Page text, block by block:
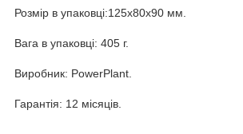
Розмір в упаковці:125x80x90 мм.
Вага в упаковці: 405 г.
Виробник: PowerPlant.
Гарантія: 12 місяців.